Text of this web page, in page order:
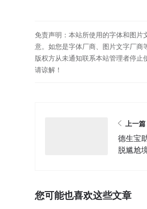
免责声明：本站所使用的字体和图
意。如您是字体厂商、图片文字厂
版权方从未通知联系本站管理者停
请谅解！
上一篇
德生宝
脱尴尬
您可能也喜欢这些文章